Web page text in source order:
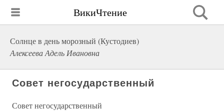
ВикиЧтение
Солнце в день морозный (Кустодиев)
Алексеева Адель Ивановна
Совет негосударственный
Совет негосударственный